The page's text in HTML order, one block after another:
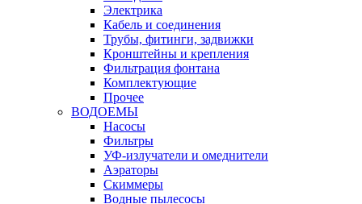
Электрика
Кабель и соединения
Трубы, фитинги, задвижки
Кронштейны и крепления
Фильтрация фонтана
Комплектующие
Прочее
ВОДОЕМЫ
Насосы
Фильтры
УФ-излучатели и омеднители
Аэраторы
Cкиммеры
Водные пылесосы